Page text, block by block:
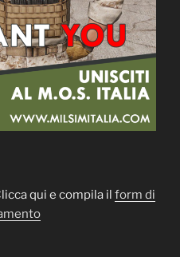
qui e compila il form di